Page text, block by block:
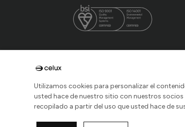
Utilizamos cookies para personalizar el
usted hace de nuestro sitio con nuestros
recopilado a partir del uso que usted hace de